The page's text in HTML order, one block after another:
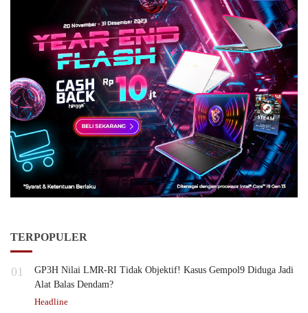
TERPOPULER
01
GP3H Nilai LMR-RI Tidak Objektif! Kasus Gempol9 Diduga Jadi
Alat Balas Dendam?
Headline